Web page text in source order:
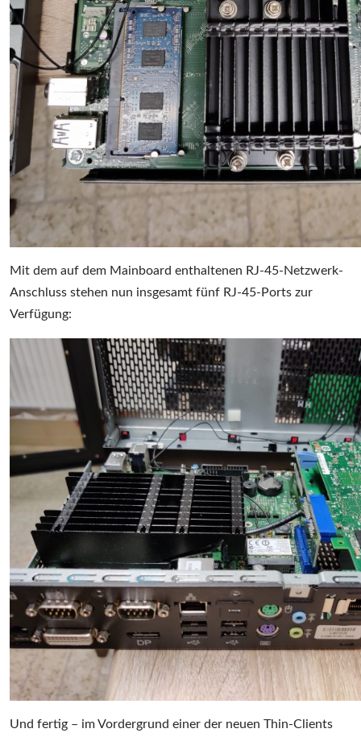
Mit dem auf dem Mainboard enthaltenen RJ-45-Netzwerk-
Anschluss stehen nun insgesamt fünf RJ-45-Ports zur
Verfügung:
Und fertig – im Vordergrund einer der neuen Thin-Clients